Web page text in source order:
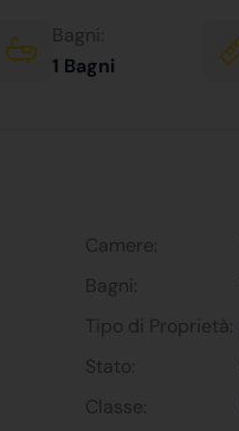
Bagni:
1 Bagni
Camere:
Bagni:
Tipo di Proprietà:
Stato:
Classe: